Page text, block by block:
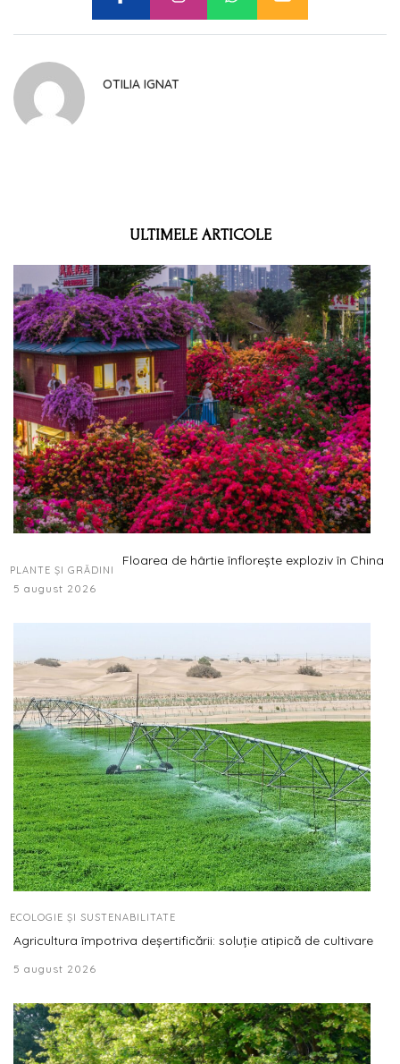
OTILIA IGNAT
ULTIMELE ARTICOLE
PLANTE ȘI GRĂDINI
Floarea de hârtie înflorește exploziv în China
5 august 2026
ECOLOGIE ȘI SUSTENABILITATE
Agricultura împotriva deșertificării: soluție atipică de cultivare
5 august 2026